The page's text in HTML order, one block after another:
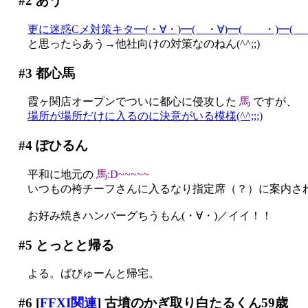
更に迷惑Cメ対策キタ━(・∀・)━( ・∀)━( ・
と思ったらあう→他社向けの対策なのねん(^^;;)
#3 都心馬
霞ヶ関店オープンでついに都心に侵攻した 馬 ですが、
場所が場所だけに入るのに決意がいる模様(^^;;;)
#4ぽひるん
平和に地元の 馬:D~~~~~
いつもの袴チーフさんに入るなり指定席（？）に案内
お好み焼きハンバーグちうもん(・∀・)／イイ！！
#5 とっとと帰る
よる。ばびゅーんと帰宅。
#6 [FFXI関連] 古墳のかぎ取り白たるくん59歳